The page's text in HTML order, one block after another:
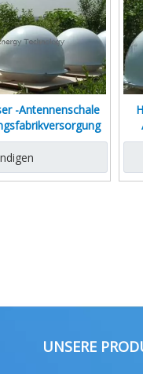
-Antennenschale
UNSERE